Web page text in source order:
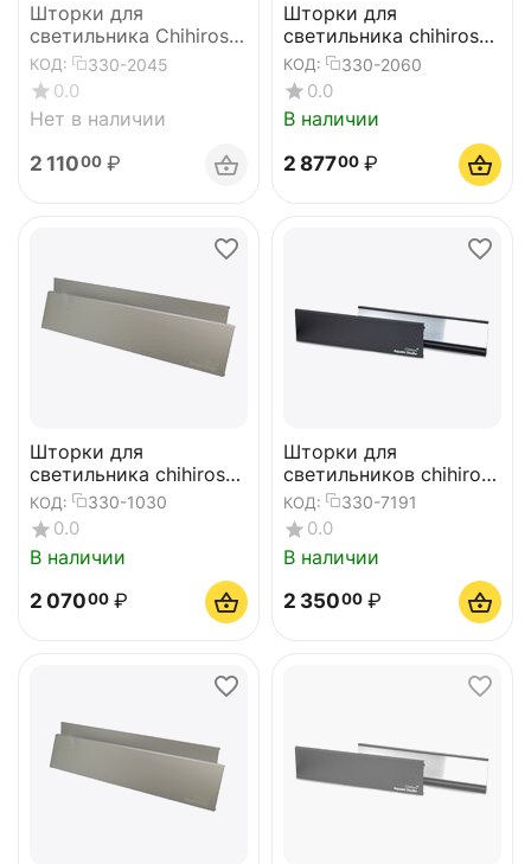
Шторки для
светильника Chihiros
WRGB II 45
КОД: 330-2045
0.0
Нет в наличии
2 11000 ₽
Шторки для
светильника chihiros
WRGB II 60
КОД: 330-2060
0.0
В наличии
2 87700 ₽
Шторки для
светильника chihiros
WRGB30 Silver
КОД: 330-1030
0.0
В наличии
2 07000 ₽
Шторки для
светильников chihiros
RGB VIVID II black
зеркальные
КОД: 330-7191
0.0
В наличии
2 35000 ₽